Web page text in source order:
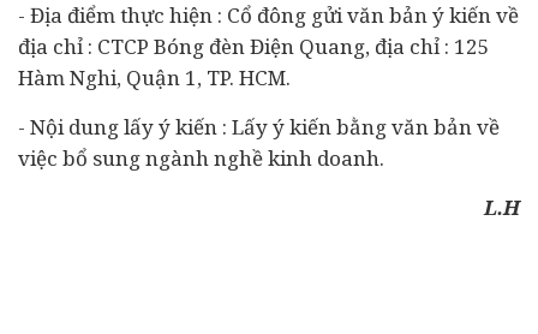
- Địa điểm thực hiện : Cổ đông gửi văn bản ý kiến về
địa chỉ : CTCP Bóng đèn Điện Quang, địa chỉ : 125
Hàm Nghi, Quận 1, TP. HCM.
- Nội dung lấy ý kiến : Lấy ý kiến bằng văn bản về
việc bổ sung ngành nghề kinh doanh.
L.H